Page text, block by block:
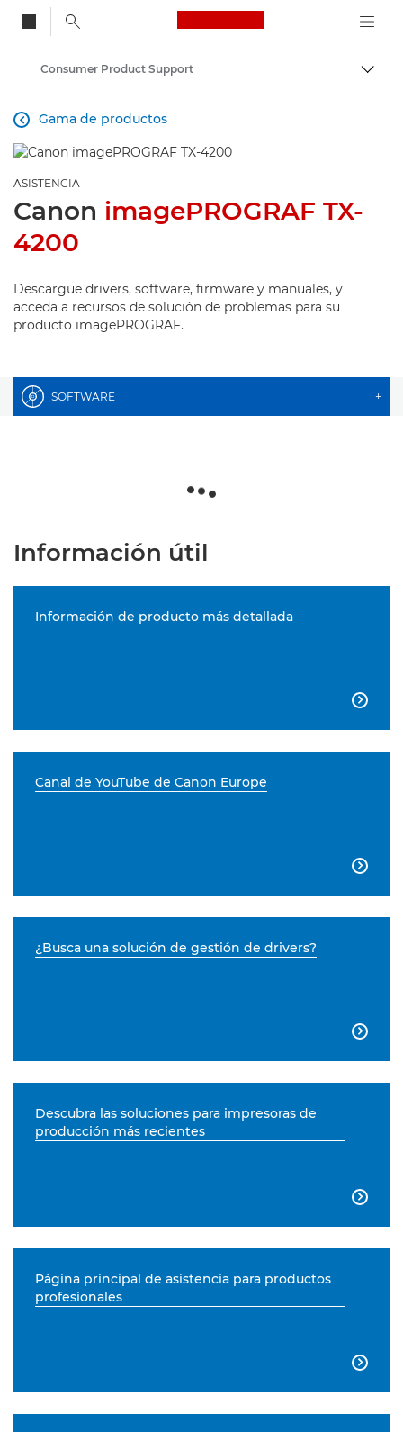
Canon Logo, back
Consumer Product Support
Gama de productos

ASISTENCIA
Canon imagePROGRAF TX-
4200
Descargue drivers, software, firmware y manuales, y
acceda a recursos de solución de problemas para su
producto imagePROGRAF.
SOFTWARE +
Información útil
Información de producto más detallada

Canal de YouTube de Canon Europe

¿Busca una solución de gestión de drivers?

Descubra las soluciones para impresoras de
producción más recientes

Página principal de asistencia para productos
profesionales
